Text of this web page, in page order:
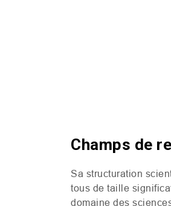
Champs de
Sa structuration
tous de taille
domaine des